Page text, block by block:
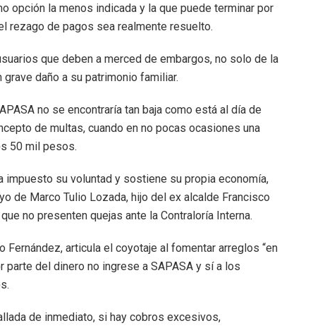
opción la menos indicada y la que puede terminar por
rezago de pagos sea realmente resuelto.
que deben a merced de embargos, no solo de la
daño a su patrimonio familiar.
no se encontraría tan baja como está al día de
de multas, cuando en no pocas ocasiones una
50 mil pesos.
impuesto su voluntad y sostiene su propia economía,
de Marco Tulio Lozada, hijo del ex alcalde Francisco
no presenten quejas ante la Contraloría Interna.
articula el coyotaje al fomentar arreglos “en
del dinero no ingrese a SAPASA y sí a los
de inmediato, si hay cobros excesivos,